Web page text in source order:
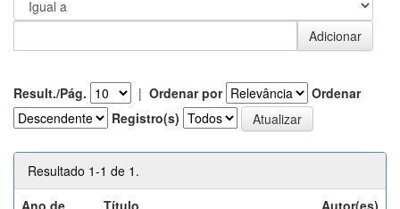
Result./Pág. | Ordenar por
Ordenar
Registro(s)
Resultado 1-1 de 1.
Ano de
Título Autor(es)